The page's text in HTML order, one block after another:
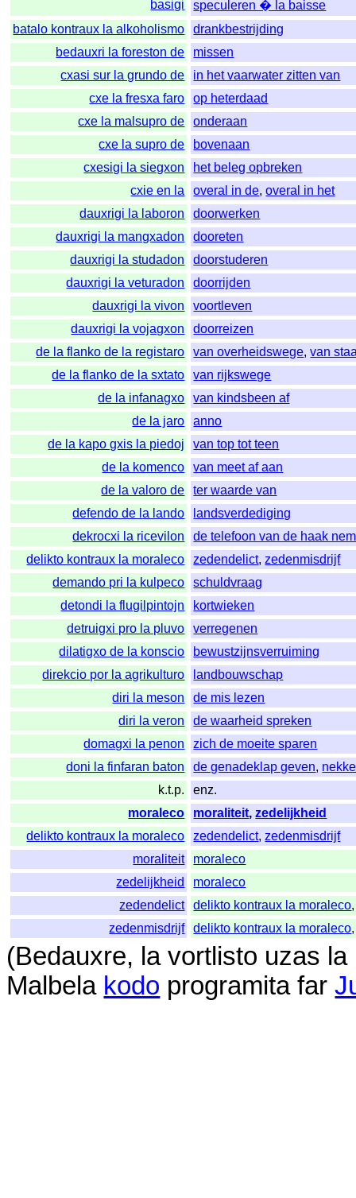
basigi
speculeren � la baisse
batalo kontraux la alkoholismo
drankbestrijding
bedauxri la foreston de
missen
cxasi sur la grundo de
in het vaarwater zitten van
cxe la fresxa faro
op heterdaad
cxe la malsupro de
onderaan
cxe la supro de
bovenaan
cxesigi la siegxon
het beleg opbreken
cxie en la
overal in de,overal in het
dauxrigi la laboron
doorwerken
dauxrigi la mangxadon
dooreten
dauxrigi la studadon
doorstuderen
dauxrigi la veturadon
doorrijden
dauxrigi la vivon
voortleven
dauxrigi la vojagxon
doorreizen
de la flanko de la registaro
van overheidswege,van
de la flanko de la sxtato
van rijkswege
de la infanagxo
van kindsbeen af
de la jaro
anno
de la kapo gxis la piedoj
van top tot teen
de la komenco
van meet af aan
de la valoro de
ter waarde van
defendo de la lando
landsverdediging
dekrocxi la ricevilon
de telefoon van de haak
delikto kontraux la moraleco
zedendelict,zedenmisdrijf
demando pri la kulpeco
schuldvraag
detondi la flugilpintojn
kortwieken
detruigxi pro la pluvo
verregenen
dilatigxo de la konscio
bewustzijnsverruiming
direkcio por la agrikulturo
landbouwschap
diri la meson
de mis lezen
diri la veron
de waarheid spreken
domagxi la penon
zich de moeite sparen
doni la finfaran baton
de genadeklap geven,
k.t.p.
enz.
moraleco
moraliteit,zedelijkheid
delikto kontraux la moraleco
zedendelict,zedenmisdrijf
moraliteit
moraleco
zedelijkheid
moraleco
zedendelict
delikto kontraux la moraleco
zedenmisdrijf
delikto kontraux la moraleco
(Bedauxre, la vortlisto uzas la
Malbela kodo programita far